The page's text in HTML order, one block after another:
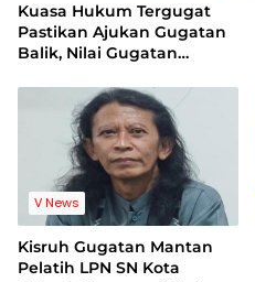
Kuasa Hukum Tergugat
Pastikan Ajukan Gugatan
Balik, Nilai Gugatan
Legal Standing
V News
Kisruh Gugatan Mantan
Pelatih LPN SN Kota